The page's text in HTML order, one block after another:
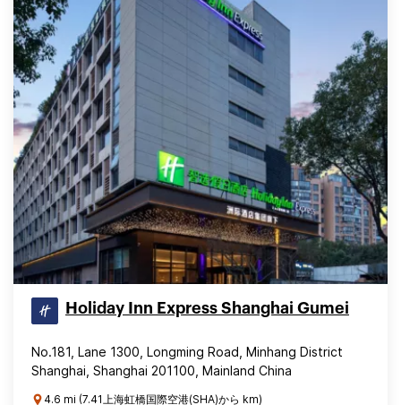
Holiday Inn Express Shanghai Gumei
No.181, Lane 1300, Longming Road, Minhang District
Shanghai, Shanghai 201100, Mainland China
4.6 mi (7.41上海虹橋国際空港(SHA)から km)